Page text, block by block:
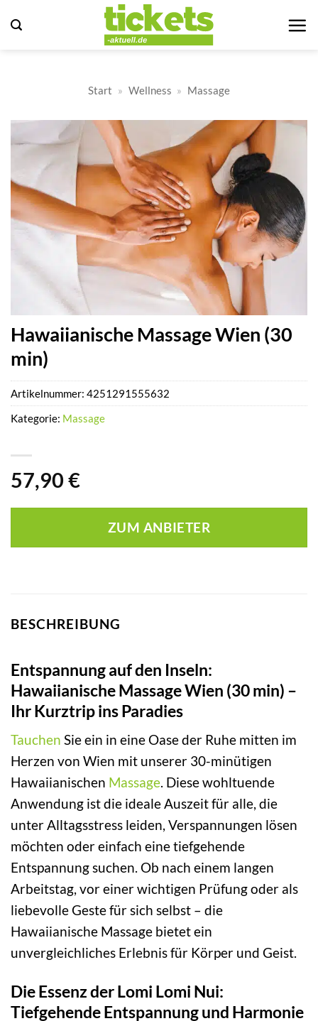
Inhalt
Start » Wellness » Massage
Hawaiianische Massage Wien (30
min)
57,90 €
ZUM ANBIETER
Artikelnummer: 4251291555632
Kategorie: Massage
BESCHREIBUNG
Entspannung auf den Inseln:
Hawaiianische Massage Wien (30 min) –
Ihr Kurztrip ins Paradies
Tauchen Sie ein in eine Oase der Ruhe mitten im
Herzen von Wien mit unserer 30-minütigen
Hawaiianischen Massage. Diese wohltuende
Anwendung ist die ideale Auszeit für alle, die
unter Alltagsstress leiden, Verspannungen lösen
möchten oder einfach eine tiefgehende
Entspannung suchen. Ob nach einem langen
Arbeitstag, vor einer wichtigen Prüfung oder als
liebevolle Geste für sich selbst – die
Hawaiianische Massage bietet ein
unvergleichliches Erlebnis für Körper und Geist.
Die Essenz der Lomi Lomi Nui:
Tiefgehende Entspannung und Harmonie